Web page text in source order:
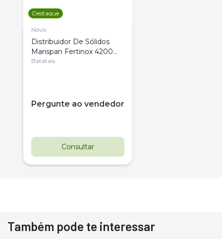
Destaque
Novo
Distribuidor De Sólidos
Marispan Fertinox 4200
Citrus
Batatais
Pergunte ao vendedor
Consultar
Destaque
Também pode te interessar